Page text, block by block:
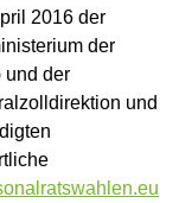
2016 der
der
und der
und